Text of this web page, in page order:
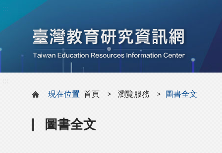
現在位置 首頁 瀏覽服務 圖書全文
圖書全文